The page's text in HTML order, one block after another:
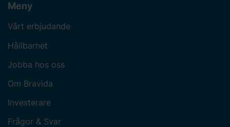
Meny
Vårt erbjudande
Hållbarhet
Jobba hos oss
Om Bravida
Investerare
Frågor & Svar